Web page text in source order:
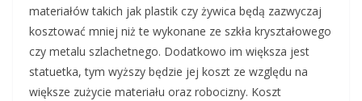
materiałów takich jak plastik czy żywica będą zazwyczaj
kosztować mniej niż te wykonane ze szkła kryształowego
czy metalu szlachetnego. Dodatkowo im większa jest
statuetka, tym wyższy będzie jej koszt ze względu na
większe zużycie materiału oraz robocizny. Koszt